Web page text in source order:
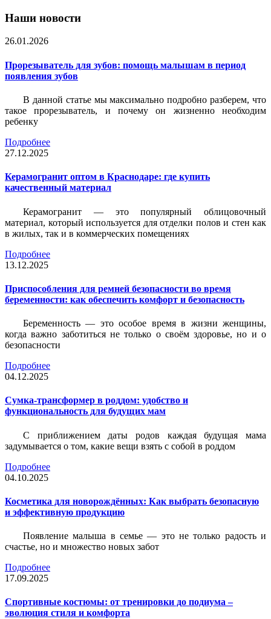
Наши новости
26.01.2026
Прорезыватель для зубов: помощь малышам в период
появления зубов
В данной статье мы максимально подробно разберем, что
такое прорезыватель, и почему он жизненно необходим
ребенку
Подробнее
27.12.2025
Керамогранит оптом в Краснодаре: где купить
качественный материал
Керамогранит — это популярный облицовочный
материал, который используется для отделки полов и стен как
в жилых, так и в коммерческих помещениях
Подробнее
13.12.2025
Приспособления для ремней безопасности во время
беременности: как обеспечить комфорт и безопасность
Беременность — это особое время в жизни женщины,
когда важно заботиться не только о своём здоровье, но и о
безопасности
Подробнее
04.12.2025
Сумка-трансформер в роддом: удобство и
функциональность для будущих мам
С приближением даты родов каждая будущая мама
задумывается о том, какие вещи взять с собой в роддом
Подробнее
04.10.2025
Косметика для новорождённых: Как выбрать безопасную
и эффективную продукцию
Появление малыша в семье — это не только радость и
счастье, но и множество новых забот
Подробнее
17.09.2025
Спортивные костюмы: от тренировки до подиума –
эволюция стиля и комфорта